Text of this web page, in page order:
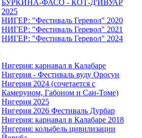
БУРКИНА-ФАСО - КОТ-Д'ИВУАР
2025
НИГЕР: "Фестиваль Геревол" 2020
НИГЕР: "Фестиваль Геревол" 2021
НИГЕР: "Фестиваль Геревол" 2024
Нигерия: карнавал в Калабаре
Нигерия - Фестиваль вуду Оросун
Нигерия 2024 (сочетается с
Камеруном, Габоном и Сан-Томе)
Нигерия 2025
Нигерия 2026 Фестиваль Дурбар
Нигерия: карнавал в Калабаре 2018
Нигерия: колыбель цивилизации